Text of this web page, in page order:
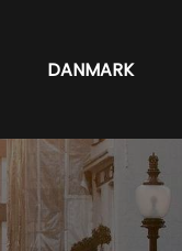
DANMARK